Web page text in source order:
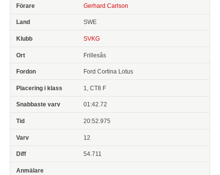
Gerhard Carlson
SWE
SVKG
Frillesås
Ford Cortina Lotus
1, CT8 F
01:42.72
20:52.975
12
54.711